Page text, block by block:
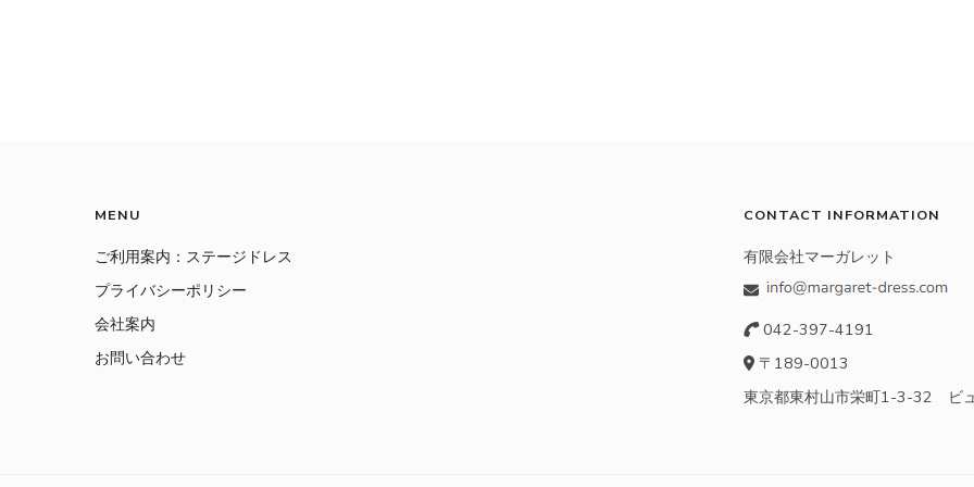
MENU
ご利用案内：ステージドレス
プライバシーポリシー
会社案内
お問い合わせ
CONTACT INFORMATION
有限会社マーガレット
042-397-4191
〒189-0013
東京都東村山市栄町1-3-32 ビ